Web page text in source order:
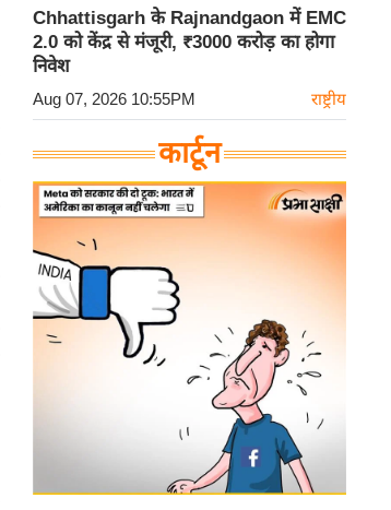
Chhattisgarh के Rajnandgaon में EMC
2.0 को केंद्र से मंजूरी, ₹3000 करोड़ का होगा
निवेश
Aug 07, 2026 10:55PM राष्ट्रीय
कार्टून